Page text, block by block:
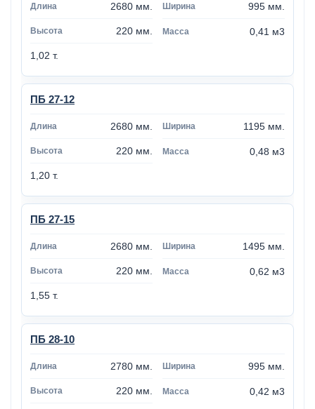
2680 мм. 995 мм.
220 мм. 0,41 м3
1,02 т.
ПБ 27-12
2680 мм. 1195 мм.
220 мм. 0,48 м3
1,20 т.
ПБ 27-15
2680 мм. 1495 мм.
220 мм. 0,62 м3
1,55 т.
ПБ 28-10
2780 мм. 995 мм.
220 мм. 0,42 м3